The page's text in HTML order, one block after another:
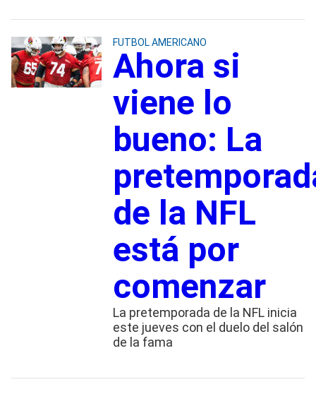
FUTBOL AMERICANO
Ahora si
viene lo
bueno: La
de la NFL
está por
comenzar
La pretemporada de la NFL inicia
este jueves con el duelo del salón
de la fama